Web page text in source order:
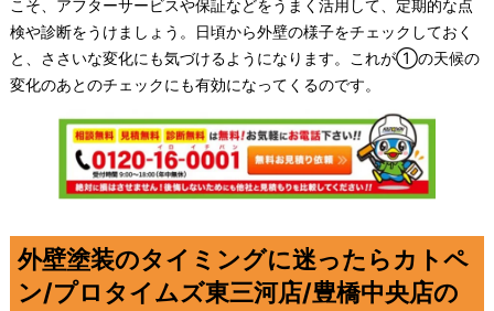
こそ、アフターサービスや保証などをうまく活用して、定期的な点
検や診断をうけましょう。日頃から外壁の様子をチェックしておく
と、ささいな変化にも気づけるようになります。これが①の天候の
変化のあとのチェックにも有効になってくるのです。
外壁塗装のタイミングに迷ったらカトペ
ン/プロタイムズ東三河店/豊橋中央店の